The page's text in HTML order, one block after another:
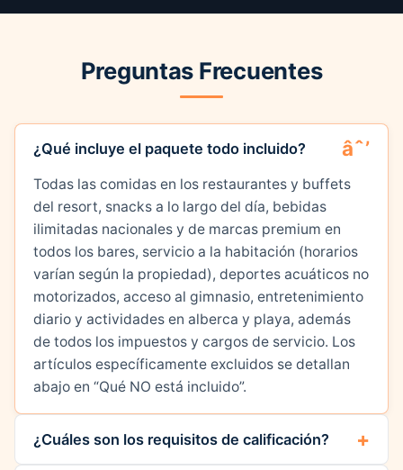
Preguntas Frecuentes
¿Qué incluye el paquete todo incluido?
Todas las comidas en los restaurantes y buffets
del resort, snacks a lo largo del día, bebidas
ilimitadas nacionales y de marcas premium en
todos los bares, servicio a la habitación (horarios
varían según la propiedad), deportes acuáticos no
motorizados, acceso al gimnasio, entretenimiento
diario y actividades en alberca y playa, además
de todos los impuestos y cargos de servicio. Los
artículos específicamente excluidos se detallan
abajo en “Qué NO está incluido”.
¿Cuáles son los requisitos de calificación?